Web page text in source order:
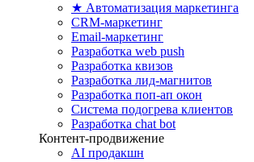
★ Автоматизация маркетинга
CRM-маркетинг
Email-маркетинг
Разработка web push
Разработка квизов
Разработка лид-магнитов
Разработка поп-ап окон
Система подогрева клиентов
Разработка chat bot
Контент-продвижение
AI продакшн